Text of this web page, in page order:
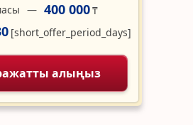
400 000₸
[short_offer_period_days]
алыңыз